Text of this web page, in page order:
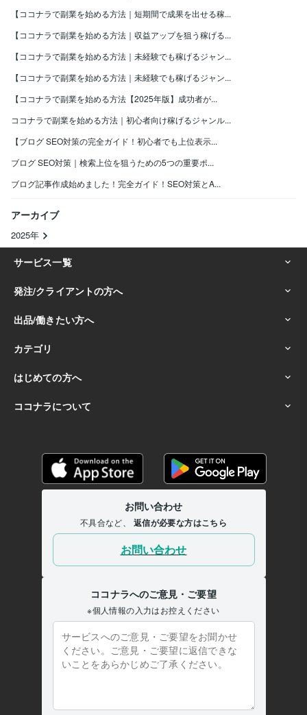
【ココナラで副業を始める方法｜短期間で成果を出せる稼...
【ココナラで副業を始める方法｜収益アップを狙う稼げる...
【ココナラで副業を始める方法｜未経験でも稼げるジャン...
【ココナラで副業を始める方法｜未経験でも稼げるジャン...
【ココナラで副業を始める方法【2025年版】成功者が...
ココナラで副業を始める方法｜初心者向け稼げるジャンル...
【ブログ SEO対策の完全ガイド！初心者でも上位表示...
ブログ SEO対策｜検索上位を狙うための5つの重要ポ...
ブログ記事作成始めました！完全ガイド！SEO対策とA...
アーカイブ
2025年